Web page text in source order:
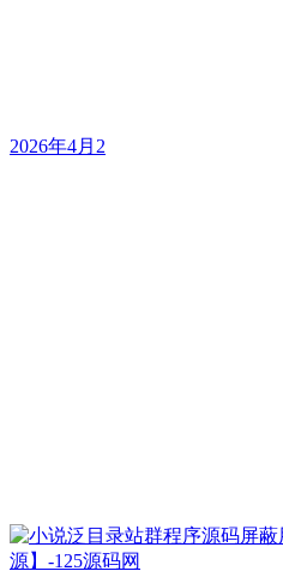
2026年4月2